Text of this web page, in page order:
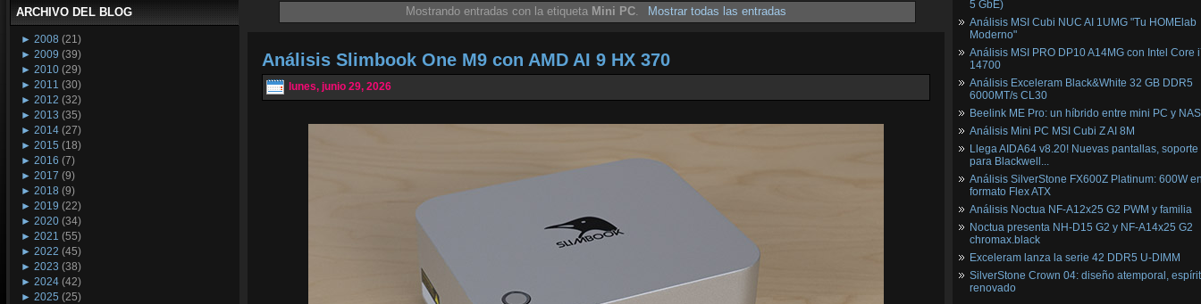
Wikipedia
ARCHIVO DEL BLOG
► 2008 (21)
► 2009 (39)
► 2010 (29)
► 2011 (30)
► 2012 (32)
► 2013 (35)
► 2014 (27)
► 2015 (18)
► 2016 (7)
► 2017 (9)
► 2018 (9)
► 2019 (22)
► 2020 (34)
► 2021 (55)
► 2022 (45)
► 2023 (38)
► 2024 (42)
► 2025 (25)
Mostrando entradas con la etiqueta Mini PC Mostrar todas las entradas
Análisis Slimbook One M9 con AMD AI 9 HX 370
lunes, junio 29, 2026
5 GbE)
Análisis MSI Cubi NUC AI 1UMG "Tu HOMElab
Moderno"
Análisis MSI PRO DP10 A14MG con Intel Core
14700
Análisis Exceleram Black&White 32 GB DDR5
6000MT/s CL30
Beelink ME Pro: un híbrido entre mini PC y NAS
Análisis Mini PC MSI Cubi Z AI 8M
Llega AIDA64 v8.20! Nuevas pantallas, soporte
para Blackwell...
Análisis SilverStone FX600Z Platinum: 600W
formato Flex ATX
Análisis Noctua NF-A12x25 G2 PWM y familia
Noctua presenta NH-D15 G2 y NF-A14x25 G2
chromax.black
Exceleram lanza la serie 42 DDR5 U-DIMM
SilverStone Crown 04: diseño atemporal,
renovado